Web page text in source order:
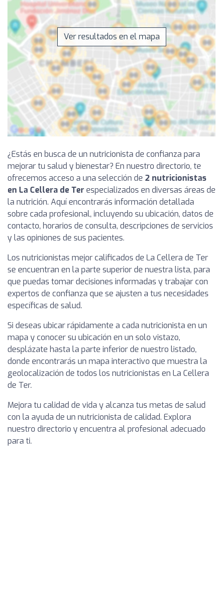
Ver resultados en el mapa
¿Estás en busca de un nutricionista de confianza para
mejorar tu salud y bienestar? En nuestro directorio, te
ofrecemos acceso a una selección de 2 nutricionistas
en La Cellera de Terespecializados en diversas áreas de
la nutrición. Aquí encontrarás información detallada
sobre cada profesional, incluyendo su ubicación, datos de
contacto, horarios de consulta, descripciones de servicios
y las opiniones de sus pacientes.
Los nutricionistas mejor calificados de La Cellera de Ter
se encuentran en la parte superior de nuestra lista, para
que puedas tomar decisiones informadas y trabajar con
expertos de confianza que se ajusten a tus necesidades
específicas de salud.
Si deseas ubicar rápidamente a cada nutricionista en un
mapa y conocer su ubicación en un solo vistazo,
desplázate hasta la parte inferior de nuestro listado,
donde encontrarás un mapa interactivo que muestra la
geolocalización de todos los nutricionistas en La Cellera
de Ter.
Mejora tu calidad de vida y alcanza tus metas de salud
con la ayuda de un nutricionista de calidad. Explora
nuestro directorio y encuentra al profesional adecuado
para ti.